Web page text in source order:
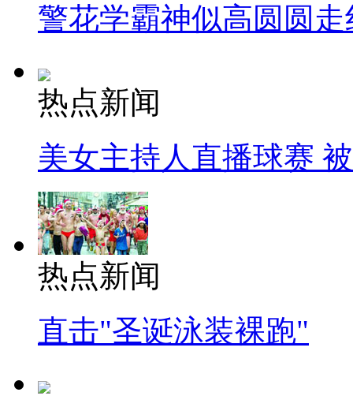
警花学霸神似高圆圆走
热点新闻
美女主持人直播球赛
热点新闻
直击"圣诞泳装裸跑"